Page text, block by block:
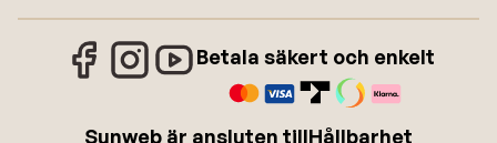
Betala säkert och enkelt
Sunweb är ansluten tillHållbarhet